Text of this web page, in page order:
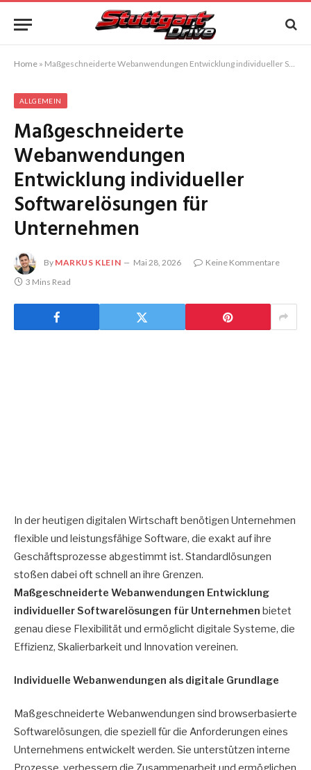
Home » Maßgeschneiderte Webanwendungen Entwicklung individueller Softwarelösungen für Unternehmen
ALLGEMEIN
Maßgeschneiderte
Webanwendungen
Entwicklung individueller
Softwarelösungen für
Unternehmen
By MARKUS KLEIN Mai 28, 2026
Keine Kommentare
3 Mins Read
In der heutigen digitalen Wirtschaft benötigen Unternehmen
flexible und leistungsfähige Software, die exakt auf ihre
Geschäftsprozesse abgestimmt ist. Standardlösungen
stoßen dabei oft schnell an ihre Grenzen.
Maßgeschneiderte Webanwendungen Entwicklung
individueller Softwarelösungen für Unternehmen bietet
genau diese Flexibilität und ermöglicht digitale Systeme, die
Effizienz, Skalierbarkeit und Innovation vereinen.
Individuelle Webanwendungen als digitale Grundlage
Maßgeschneiderte Webanwendungen sind browserbasierte
Softwarelösungen, die speziell für die Anforderungen eines
Unternehmens entwickelt werden. Sie unterstützen interne